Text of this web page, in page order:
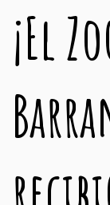
¡El